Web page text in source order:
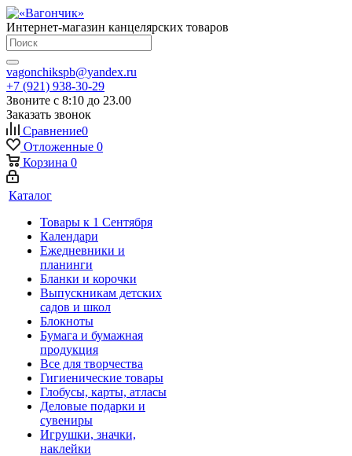
Интернет-магазин канцелярских товаров
vagonchikspb@yandex.ru
+7 (921) 938-30-29
Звоните с 8:10 до 23.00
Заказать звонок
Сравнение0
Отложенные 0
Корзина 0
Каталог
Товары к 1 Сентября
Календари
Ежедневники и
планинги
Бланки и корочки
Выпускникам детских
садов и школ
Блокноты
Бумага и бумажная
продукция
Все для творчества
Гигиенические товары
Глобусы, карты, атласы
Деловые подарки и
сувениры
Игрушки, значки,
наклейки